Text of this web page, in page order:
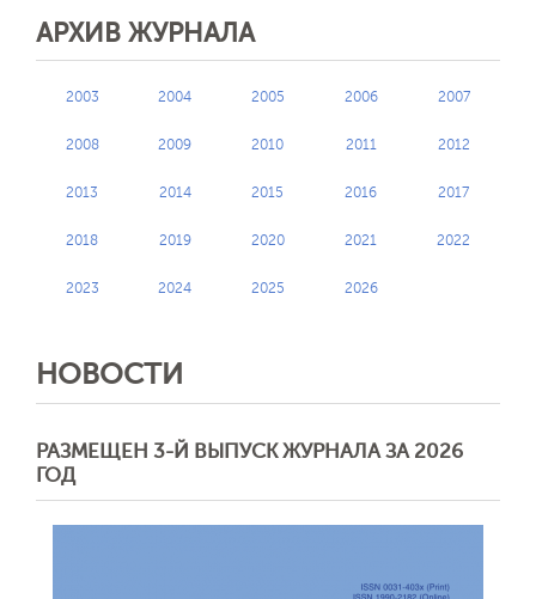
АРХИВ ЖУРНАЛА
2003 2004 2005 2006 2007
2008 2009 2010 2011 2012
2013 2014 2015 2016 2017
2018 2019 2020 2021 2022
2023 2024 2025 2026
НОВОСТИ
РАЗМЕЩЕН 3-Й ВЫПУСК ЖУРНАЛА ЗА 2026
ГОД